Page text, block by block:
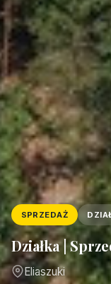
SPRZEDAŻ
Działka |
Eliaszuki